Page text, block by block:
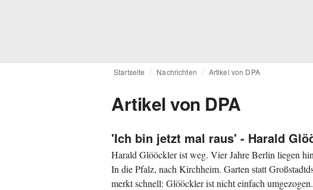
Startseite Nachrichten Artikel von DPA
Artikel von DPA
'Ich bin jetzt mal raus' - Harald
Harald Glööckler ist weg. Vier Jahre Berlin liegen
In die Pfalz, nach Kirchheim. Garten statt
merkt schnell: Glööckler ist nicht einfach